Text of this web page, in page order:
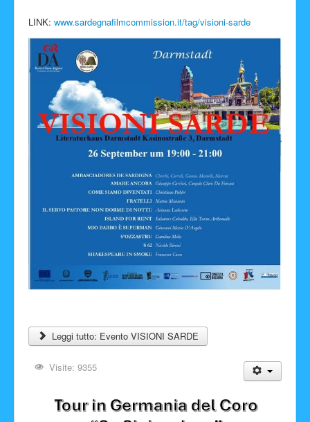
LINK: www.sardegnafilmcommission.it/tag/visioni-sarde
Leggi tutto: Evento VISIONI SARDE
Visite: 9355